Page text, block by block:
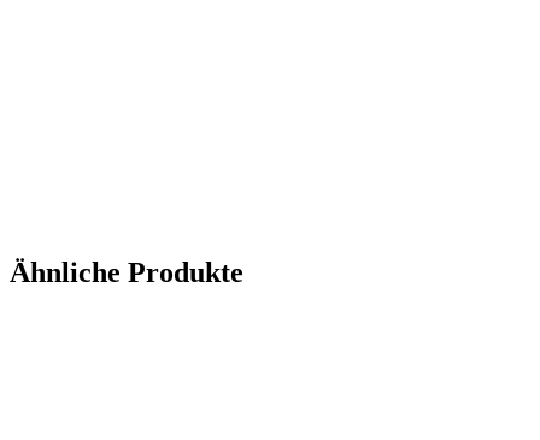
Ähnliche Produkte